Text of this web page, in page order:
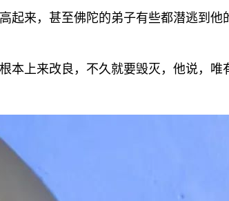
起来，甚至佛陀的弟子有些都潜逃到他
本上来改良，不久就要毁灭，他说，唯